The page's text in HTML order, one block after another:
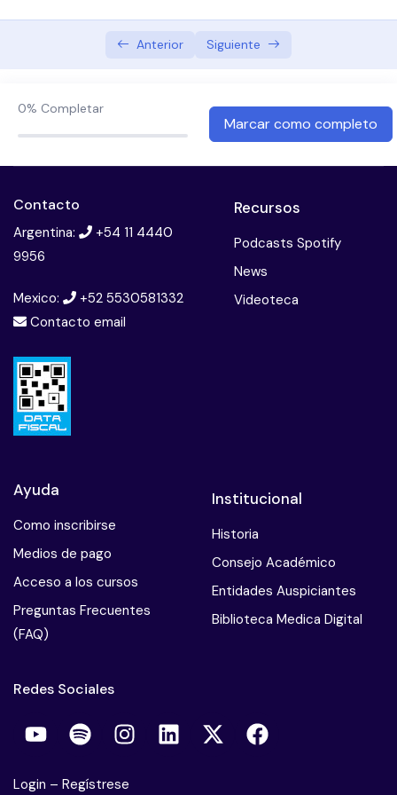
Anterior Siguiente
0% Completar
Marcar como completo
Contacto
Argentina:
+54 11 4440
9956
Mexico:
+52 5530581332
Contacto email
Recursos
Podcasts Spotify
News
Videoteca
Ayuda
Como inscribirse
Medios de pago
Acceso a los cursos
Preguntas Frecuentes
(FAQ)
Institucional
Historia
Consejo Académico
Entidades Auspiciantes
Biblioteca Medica Digital
Redes Sociales
Login – Regístrese